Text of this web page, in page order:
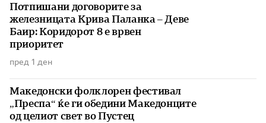
Потпишани договорите за
железницата Крива Паланка – Деве
Баир: Коридорот 8 е врвен
приоритет
пред 1 ден
Македонски фолклорен фестивал
„Преспа“ ќе ги обедини Македонците
од целиот свет во Пустец